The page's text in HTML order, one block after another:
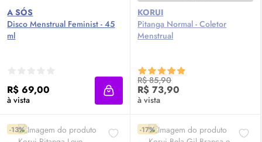
A SÓS
Disco Menstrual Feminist - 45
ml
R$ 69,00
à vista Adicionar à sacola
KORUI
Pitanga Normal - Coletor
Menstrual
R$ 85,90
R$ 73,90
à vista
-13% -17%